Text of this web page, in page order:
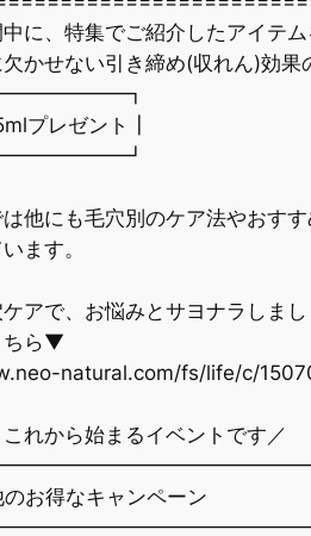
に、特集でご紹介したアイテム
かせない引き締め(収れん)効果
プレゼント┃
他にも毛穴別のケア法やおす
ます。
アで、お悩みとサヨナラしまし
ら▼
natural.com/fs/life/c/
れから始まるイベントです／
お得なキャンペーン